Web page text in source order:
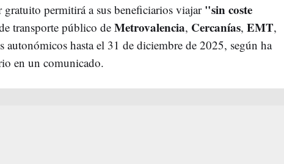
gratuito permitirá a sus beneficiarios viajar"sin coste
transporte público deMetrovalencia, Cercanías, EMT,
autonómicos hasta el 31 de diciembre de 2025, según ha
en un comunicado.